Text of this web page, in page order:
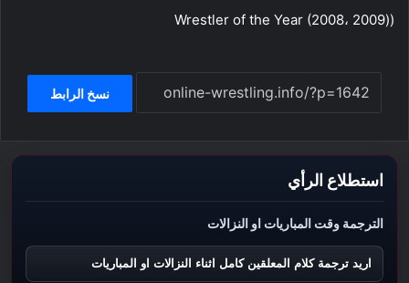
(Wrestler of the Year (2008، 2009)
نسخ الرابط
استطلاع الرأي
الترجمة وقت المباريات او النزالات
اريد ترجمة كلام المعلقين كامل اثناء النزالات او المباريات